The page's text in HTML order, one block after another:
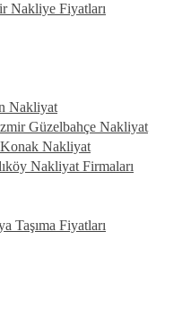
Nakliye Fiyatları
Nakliyat
Güzelbahçe Nakliyat
Konak Nakliyat
Nakliyat Firmaları
Taşıma Fiyatları